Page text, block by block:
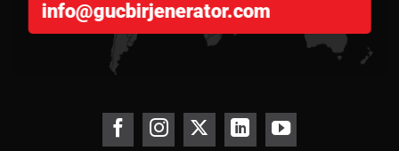
info@gucbirjenerator.com